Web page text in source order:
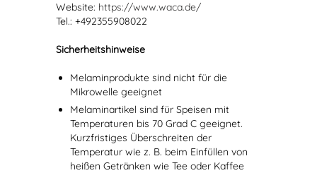
Website: https://www.waca.de/
Tel.: +492355908022
Sicherheitshinweise
Melaminprodukte sind nicht für die
Mikrowelle geeignet
Melaminartikel sind für Speisen mit
Temperaturen bis 70 Grad C geeignet.
Kurzfristiges Überschreiten der
Temperatur wie z. B. beim Einfüllen von
heißen Getränken wie Tee oder Kaffee